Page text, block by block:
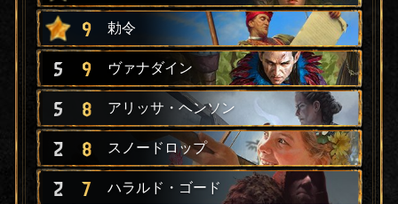
9 勅令
5 9 ヴァナダイン
5 8 アリッサ・ヘンソン
2 8 スノードロップ
2 7 ハラルド・ゴード